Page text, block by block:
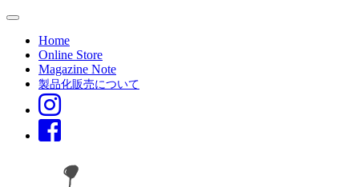
Home
Online Store
Magazine Note
製品化販売について